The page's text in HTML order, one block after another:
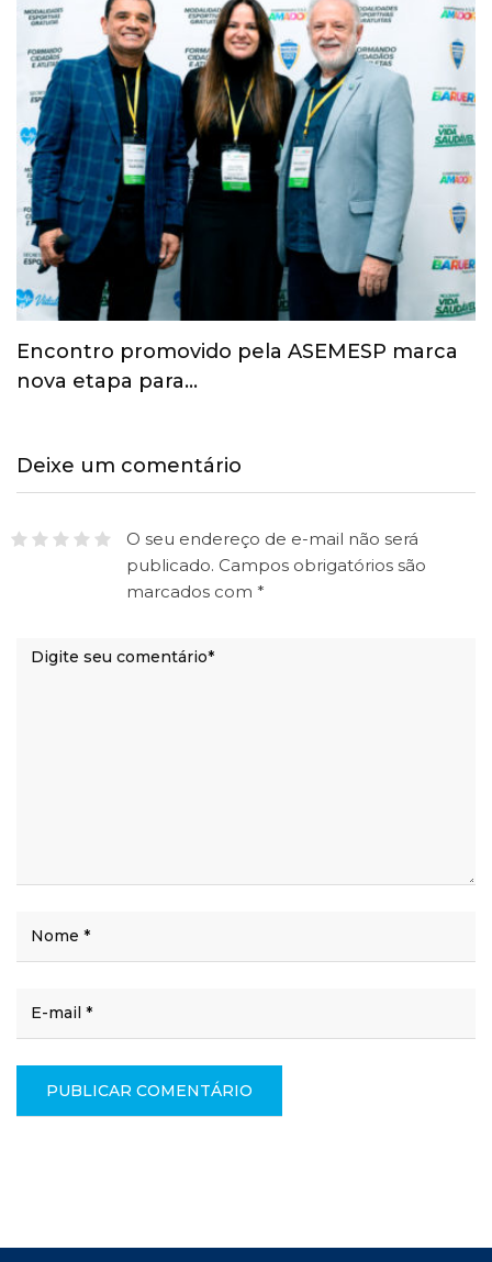
Esporte ganha espaço na agenda
econômica e mobiliza…
Deixe um comentário
O seu endereço de e-mail não será
publicado. Campos obrigatórios são
marcados com *